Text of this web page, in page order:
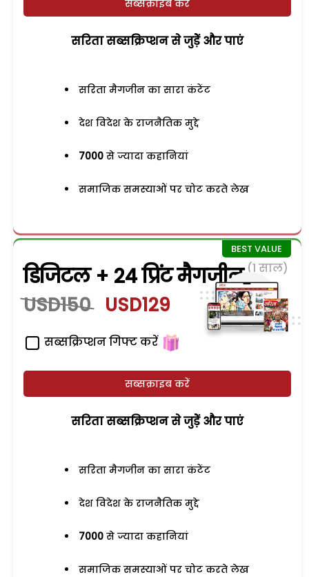
सब्सक्राइब करें
सरिता सब्सक्रिप्शन से जुड़ेें और पाएं
सरिता मैगजीन का सारा कंटेंट
देश विदेश के राजनैतिक मुद्दे
7000 से ज्यादा कहानियां
समाजिक समस्याओं पर चोट करते लेख
डिजिटल + 24 प्रिंट मैगजीन (1 साल)
USD150 USD129
सब्सक्रिप्शन गिफ्ट करें
सब्सक्राइब करें
सरिता सब्सक्रिप्शन से जुड़ेें और पाएं
सरिता मैगजीन का सारा कंटेंट
देश विदेश के राजनैतिक मुद्दे
7000 से ज्यादा कहानियां
समाजिक समस्याओं पर चोट करते लेख